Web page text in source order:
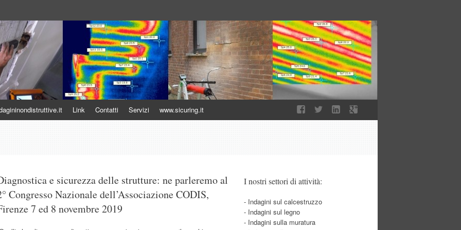
Link Contatti Servizi www.sicuring.it
e sicurezza delle strutture: ne parleremo al
Congresso Nazionale dell’Associazione CODIS,
7 ed 8 novembre 2019
I nostri settori di attività:
- Indagini sul calcestruzzo
- Indagini sul legno
- Indagini sulla muratura